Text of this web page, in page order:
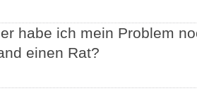
habe ich mein Problem
einen Rat?